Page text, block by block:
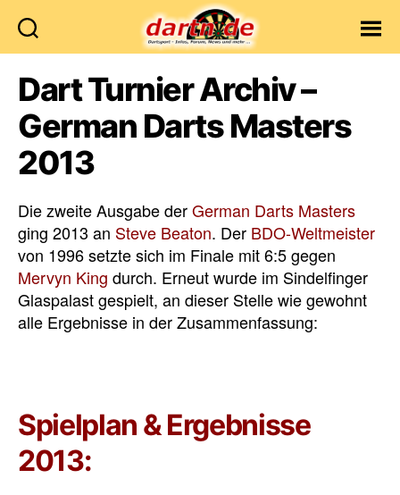
Dart Turnier Archiv –
German Darts Masters
2013
Die zweite Ausgabe derGerman Darts Masters
ging 2013 an Steve Beaton. Der BDO-Weltmeister
von 1996 setzte sich im Finale mit 6:5 gegen
Mervyn King durch. Erneut wurde im Sindelfinger
Glaspalast gespielt, an dieser Stelle wie gewohnt
alle Ergebnisse in der Zusammenfassung:
Spielplan & Ergebnisse
2013: